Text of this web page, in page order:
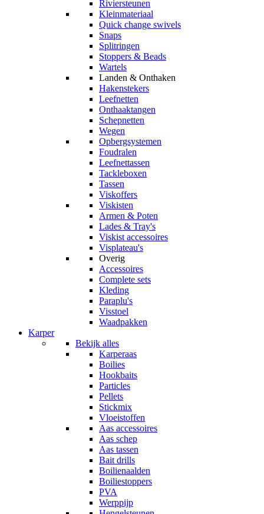
Riviersteunen
Kleinmateriaal
Quick change swivels
Snaps
Splitringen
Stoppers & Beads
Wartels
Landen & Onthaken
Hakenstekers
Leefnetten
Onthaaktangen
Schepnetten
Wegen
Opbergsystemen
Foudralen
Leefnettassen
Tackleboxen
Tassen
Viskoffers
Viskisten
Armen & Poten
Lades & Tray's
Viskist accessoires
Visplateau's
Overig
Accessoires
Complete sets
Kleding
Paraplu's
Visstoel
Waadpakken
Karper
Bekijk alles
Karperaas
Boilies
Hookbaits
Particles
Pellets
Stickmix
Vloeistoffen
Aas accessoires
Aas schep
Aas tassen
Bait drills
Boilienaalden
Boiliestoppers
PVA
Werppijp